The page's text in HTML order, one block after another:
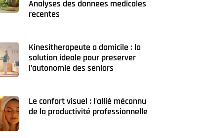
Analyses des donnees medicales
recentes
Kinesitherapeute a domicile : la
solution ideale pour preserver
l’autonomie des seniors
Le confort visuel : l’allié méconnu
de la productivité professionnelle